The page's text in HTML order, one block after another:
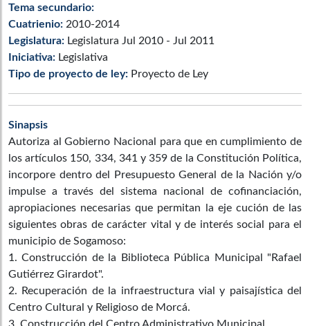
Tema secundario:
Cuatrienio: 2010-2014
Legislatura: Legislatura Jul 2010 - Jul 2011
Iniciativa: Legislativa
Tipo de proyecto de ley: Proyecto de Ley
Sinapsis
Autoriza al Gobierno Nacional para que en cumplimiento de
los artículos 150, 334, 341 y 359 de la Constitución Política,
incorpore dentro del Presupuesto General de la Nación y/o
impulse a través del sistema nacional de cofinanciación,
apropiaciones necesarias que permitan la eje cución de las
siguientes obras de carácter vital y de interés social para el
municipio de Sogamoso:
1. Construcción de la Biblioteca Pública Municipal "Rafael
Gutiérrez Girardot".
2. Recuperación de la infraestructura vial y paisajística del
Centro Cultural y Religioso de Morcá.
3. Construcción del Centro Administrativo Municipal.